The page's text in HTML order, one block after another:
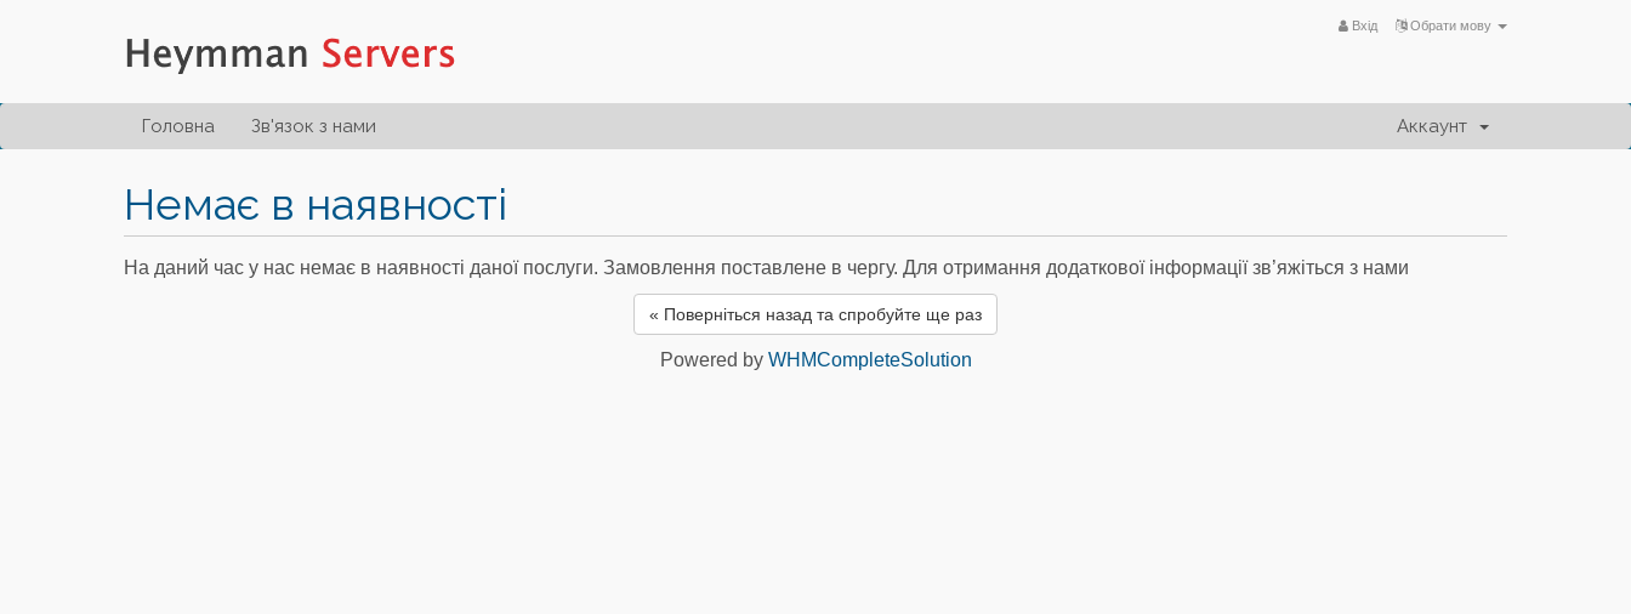
Обрати мову
Вхід
Головна Зв'язок з нами Аккаунт
Немає в наявності
На даний час у нас немає в наявності даної послуги. Замовлення поставлене в чергу. Для отримання додаткової інформації зв’яжіться з нами
« Поверніться назад та спробуйте ще раз
Powered by WHMCompleteSolution